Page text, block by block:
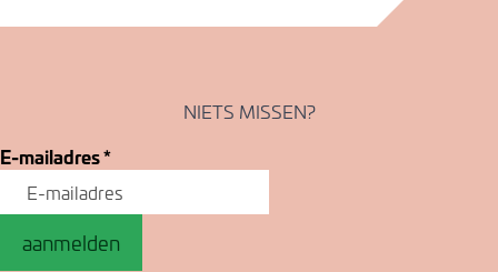
NIETS MISSEN?
E-mailadres*
aanmelden